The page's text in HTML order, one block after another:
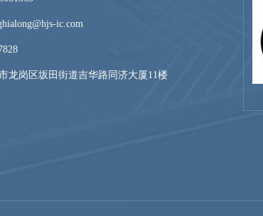
ic.com
龙岗区坂田街道吉华路同济大厦11楼